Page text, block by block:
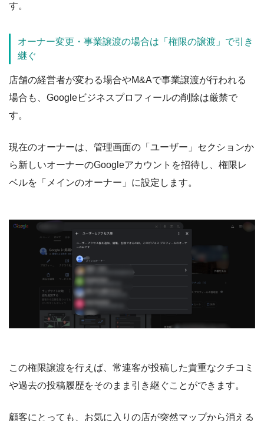
す。
オーナー変更・事業譲渡の場合は「権限の譲渡」で引き
継ぐ
店舗の経営者が変わる場合やM&Aで事業譲渡が行われる
場合も、Googleビジネスプロフィールの削除は厳禁で
す。
現在のオーナーは、管理画面の「ユーザー」セクションか
ら新しいオーナーのGoogleアカウントを招待し、権限レ
ベルを「メインのオーナー」に設定します。
この権限譲渡を行えば、常連客が投稿した貴重なクチコミ
や過去の投稿履歴をそのまま引き継ぐことができます。
顧客にとっても、お気に入りの店が突然マップから消える